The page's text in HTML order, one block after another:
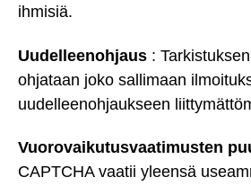
ihmisiä.
Uudelleenohjaus :
ohjataan joko sallimaan
uudelleenohjaukseen
Vuorovaikutusvaatimusten
CAPTCHA vaatii yleensä